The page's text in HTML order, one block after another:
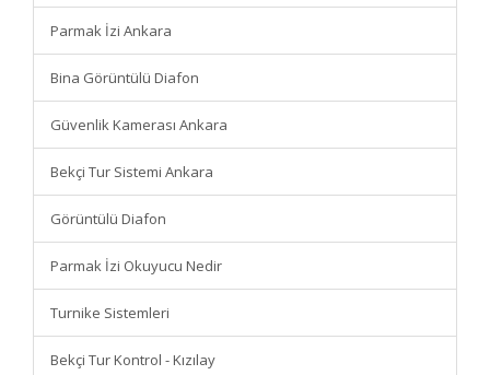
Parmak İzi Ankara
Bina Görüntülü Diafon
Güvenlik Kamerası Ankara
Bekçi Tur Sistemi Ankara
Görüntülü Diafon
Parmak İzi Okuyucu Nedir
Turnike Sistemleri
Bekçi Tur Kontrol - Kızılay